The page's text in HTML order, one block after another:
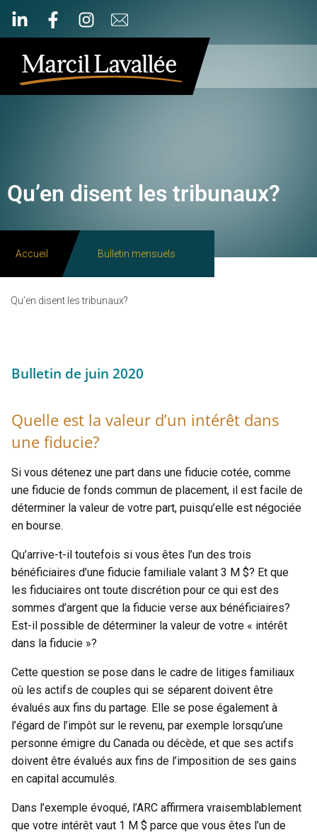
Qu’en disent les tribunaux?
Accueil Bulletin mensuels
Qu’en disent les tribunaux?
Bulletin de juin 2020
Quelle est la valeur d’un intérêt dans
une fiducie?
Si vous détenez une part dans une fiducie cotée, comme
une fiducie de fonds commun de placement, il est facile de
déterminer la valeur de votre part, puisqu’elle est négociée
en bourse.
Qu’arrive-t-il toutefois si vous êtes l’un des trois
bénéficiaires d’une fiducie familiale valant 3 M $? Et que
les fiduciaires ont toute discrétion pour ce qui est des
sommes d’argent que la fiducie verse aux bénéficiaires?
Est-il possible de déterminer la valeur de votre « intérêt
dans la fiducie »?
Cette question se pose dans le cadre de litiges familiaux
où les actifs de couples qui se séparent doivent être
évalués aux fins du partage. Elle se pose également à
l’égard de l’impôt sur le revenu, par exemple lorsqu’une
personne émigre du Canada ou décède, et que ses actifs
doivent être évalués aux fins de l’imposition de ses gains
en capital accumulés.
Dans l’exemple évoqué, l’ARC affirmera vraisemblablement
que votre intérêt vaut 1 M $ parce que vous êtes l’un de